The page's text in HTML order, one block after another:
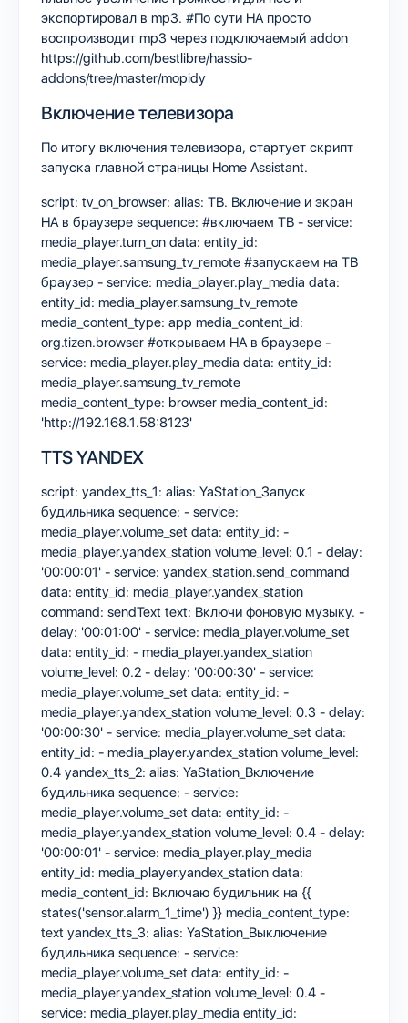
экспортировал в mp3. #По сути HA просто
воспроизводит mp3 через подключаемый addon
https://github.com/bestlibre/hassio-
addons/tree/master/mopidy
Включение телевизора
По итогу включения телевизора, стартует скрипт
запуска главной страницы Home Assistant.
script: tv_on_browser: alias: ТВ. Включение и экран
HA в браузере sequence: #включаем ТВ - service:
media_player.turn_on data: entity_id:
media_player.samsung_tv_remote #запускаем на ТВ
браузер - service: media_player.play_media data:
entity_id: media_player.samsung_tv_remote
media_content_type: app media_content_id:
org.tizen.browser #открываем HA в браузере -
service: media_player.play_media data: entity_id:
media_player.samsung_tv_remote
media_content_type: browser media_content_id:
'http://192.168.1.58:8123'
TTS YANDEX
script: yandex_tts_1: alias: YaStation_Запуск
будильника sequence: - service:
media_player.volume_set data: entity_id: -
media_player.yandex_station volume_level: 0.1 - delay:
'00:00:01' - service: yandex_station.send_command
data: entity_id: media_player.yandex_station
command: sendText text: Включи фоновую музыку. -
delay: '00:01:00' - service: media_player.volume_set
data: entity_id: - media_player.yandex_station
volume_level: 0.2 - delay: '00:00:30' - service:
media_player.volume_set data: entity_id: -
media_player.yandex_station volume_level: 0.3 - delay:
'00:00:30' - service: media_player.volume_set data:
entity_id: - media_player.yandex_station volume_level:
0.4 yandex_tts_2: alias: YaStation_Включение
будильника sequence: - service:
media_player.volume_set data: entity_id: -
media_player.yandex_station volume_level: 0.4 - delay:
'00:00:01' - service: media_player.play_media
entity_id: media_player.yandex_station data:
media_content_id: Включаю будильник на {{
states('sensor.alarm_1_time') }} media_content_type:
text yandex_tts_3: alias: YaStation_Выключение
будильника sequence: - service:
media_player.volume_set data: entity_id: -
media_player.yandex_station volume_level: 0.4 -
service: media_player.play_media entity_id: